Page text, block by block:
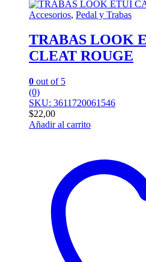
Accesorios, Pedal y Trabas
TRABAS LOOK
CLEAT ROUGE
0 out of 5
(0)
SKU: 3611720061546
$22,00
Añadir al carrito